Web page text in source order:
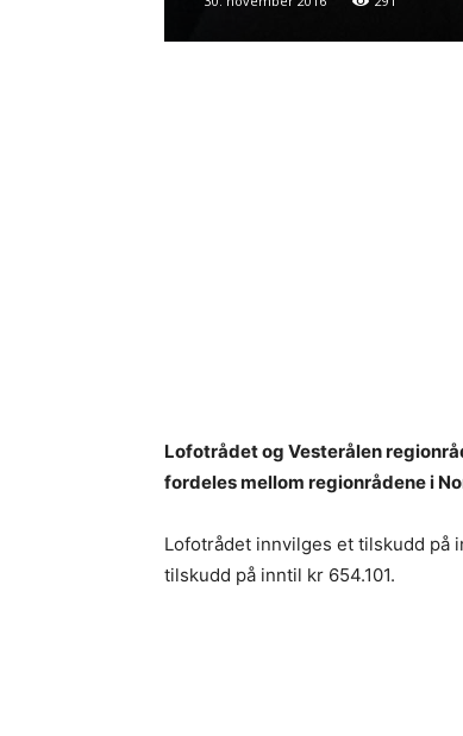
Lofotrådet og Vesterålen
fordeles mellom regionrådene i
Lofotrådet innvilges et tilskudd på
tilskudd på inntil kr 654.101.